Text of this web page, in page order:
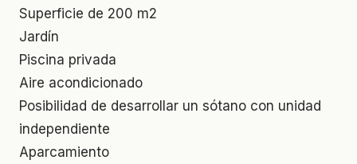
Superficie de 200 m2
Jardín
Piscina privada
Aire acondicionado
Posibilidad de desarrollar un sótano con unidad
independiente
Aparcamiento